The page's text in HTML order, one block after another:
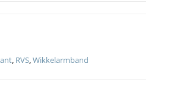
, RVS,Wikkelarmband